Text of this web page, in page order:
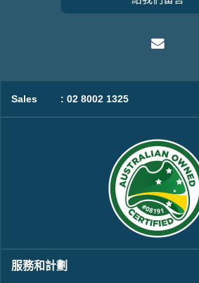
Sales : 02 8002 1325
服務和計劃